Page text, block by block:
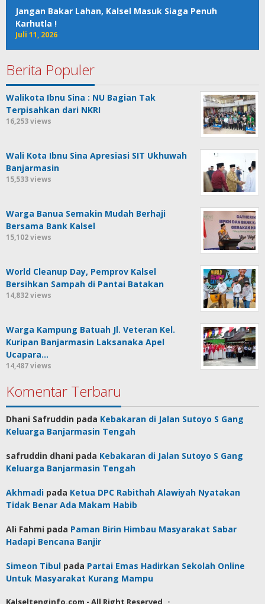
Jangan Bakar Lahan, Kalsel Masuk Siaga Penuh
Karhutla !
Juli 11, 2026
Berita Populer
Walikota Ibnu Sina : NU Bagian Tak
Terpisahkan dari NKRI
16,253 views
Wali Kota Ibnu Sina Apresiasi SIT Ukhuwah
Banjarmasin
15,533 views
Warga Banua Semakin Mudah Berhaji
Bersama Bank Kalsel
15,102 views
World Cleanup Day, Pemprov Kalsel
Bersihkan Sampah di Pantai Batakan
14,832 views
Warga Kampung Batuah Jl. Veteran Kel.
Kuripan Banjarmasin Laksanaka Apel
Ucapara…
14,487 views
Komentar Terbaru
Dhani Safruddin pada Kebakaran di Jalan Sutoyo S Gang
Keluarga Banjarmasin Tengah
safruddin dhani pada Kebakaran di Jalan Sutoyo S Gang
Keluarga Banjarmasin Tengah
Akhmadi pada Ketua DPC Rabithah Alawiyah Nyatakan
Tidak Benar Ada Makam Habib
Ali Fahmi pada Paman Birin Himbau Masyarakat Sabar
Hadapi Bencana Banjir
Simeon Tibul pada Partai Emas Hadirkan Sekolah Online
Untuk Masyarakat Kurang Mampu